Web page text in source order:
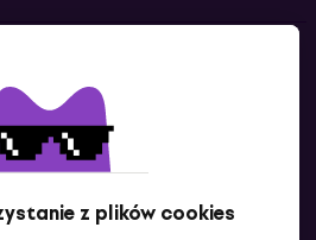
z plików cookies
się z nami